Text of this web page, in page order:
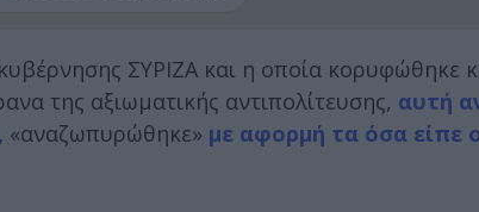
ΣΥΡΙΖΑ και η οποία κορυφώθηκε
της αξιωματικής αντιπολίτευσης, αυτή
«αναζωπυρώθηκε» με αφορμή τα όσα είπε